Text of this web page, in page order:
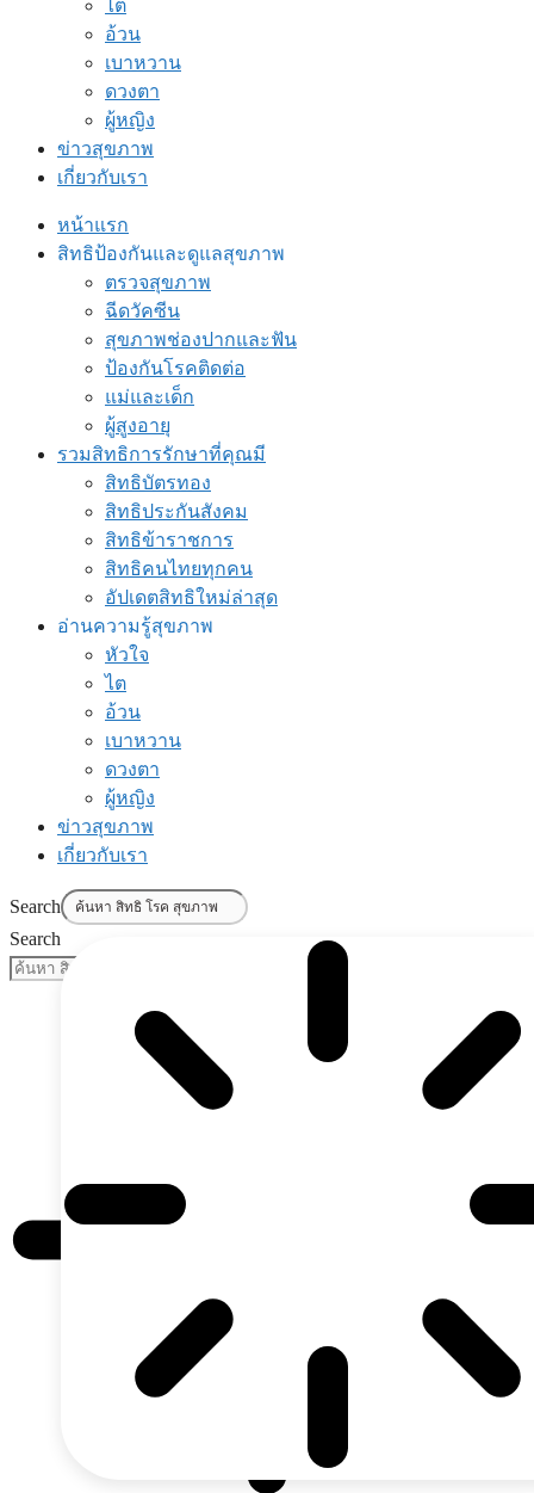
ไต
อ้วน
เบาหวาน
ดวงตา
ผู้หญิง
ข่าวสุขภาพ
เกี่ยวกับเรา
หน้าแรก
สิทธิป้องกันและดูแลสุขภาพ
ตรวจสุขภาพ
ฉีดวัคซีน
สุขภาพช่องปากและฟัน
ป้องกันโรคติดต่อ
แม่และเด็ก
ผู้สูงอายุ
รวมสิทธิการรักษาที่คุณมี
สิทธิบัตรทอง
สิทธิประกันสังคม
สิทธิข้าราชการ
สิทธิคนไทยทุกคน
อัปเดตสิทธิใหม่ล่าสุด
อ่านความรู้สุขภาพ
หัวใจ
ไต
อ้วน
เบาหวาน
ดวงตา
ผู้หญิง
ข่าวสุขภาพ
เกี่ยวกับเรา
Search
Search